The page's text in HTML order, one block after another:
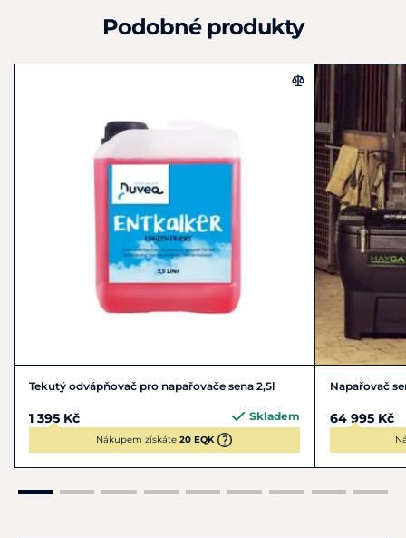
Podobné produkty
Tekutý odvápňovač pro napařovače sena 2,5l
1 395 Kč Skladem
Nákupem získáte20 EQK
Napařovač
64 995 Kč